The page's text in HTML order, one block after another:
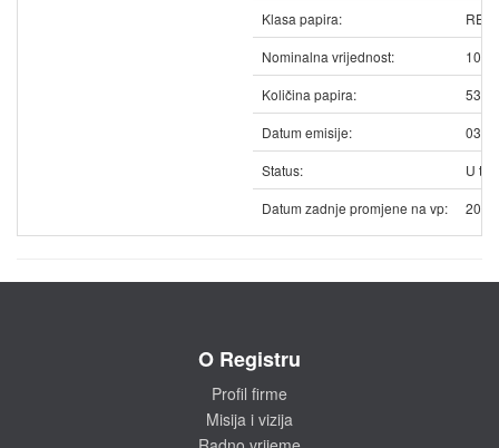
Klasa papira:
Nominalna vrijednost:
10.00
Količina papira:
Datum emisije:
Status:
U
Datum zadnje promjene na vp:
O Registru
Profil firme
Misija i vizija